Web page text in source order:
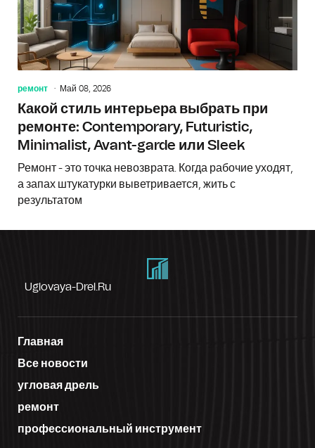
ремонт Май 08, 2026
Какой стиль интерьера выбрать при
ремонте: Contemporary, Futuristic,
Minimalist, Avant-garde или Sleek
Ремонт - это точка невозврата. Когда рабочие уходят,
а запах штукатурки выветривается, жить с
результатом
Uglovaya-Drel.ru
Главная
Все новости
угловая дрель
ремонт
профессиональный инструмент